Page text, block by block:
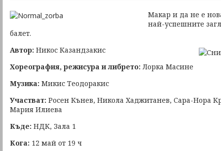
Макар и да не е
най-успешните
балет.
Автор: Никос Казандзакис
Хореография, режисура и либрето: Лорка Масине
Музика: Микис Теодоракис
Участват: Росен Кънев, Никола Хаджитанев, Сара-Нора
Мария Илиева
Къде: НДК, Зала 1
Кога: 12 май от 19 ч